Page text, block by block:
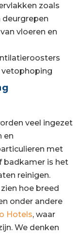
zoals
vloeren en
veel ingezet
en
met
badkamer is het
reinigen.
hoe breed
onder andere
Hotels, waar
We denken